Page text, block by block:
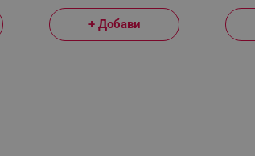
+ Добави